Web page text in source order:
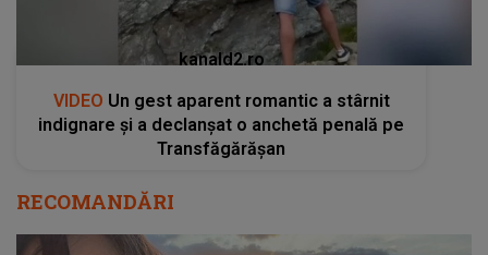
kanald2.ro
VIDEO Un gest aparent romantic a stârnit
indignare și a declanșat o anchetă penală pe
Transfăgărășan
RECOMANDĂRI